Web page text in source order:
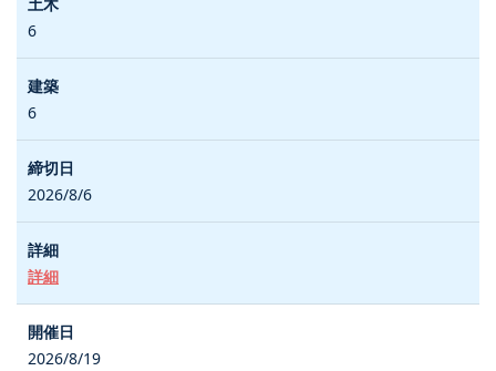
6
6
2026/8/6
詳細
2026/8/19